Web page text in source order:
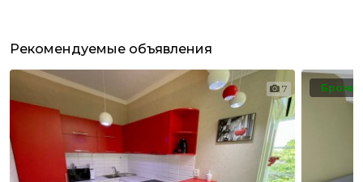
Рекомендуемые объявления
7 Бронь